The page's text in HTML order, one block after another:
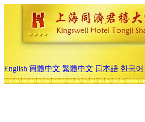
English 簡體中文 繁體中文 日本語 한국어